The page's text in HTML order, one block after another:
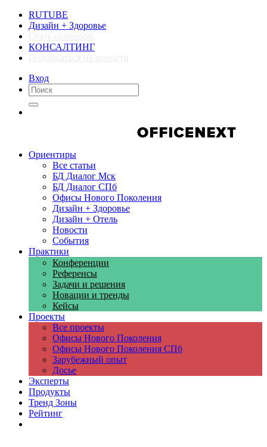
RUTUBE
Дизайн + Здоровье
КОНСАЛТИНГ
Вход
Ориентиры
Все статьи
БД Диалог Мск
БД Диалог СПб
Офисы Нового Поколения
Дизайн + Здоровье
Дизайн + Отель
Новости
События
Практики
Конференции
Референсы
Задачи и решения
Новации и тренды
Кейсы
Проекты
Все проекты
Офисы Нового Поколения
Офисы Нового Поколения СПб
Зарубежный опыт
Досье
Эксперты
Продукты
Тренд Зоны
Рейтинг